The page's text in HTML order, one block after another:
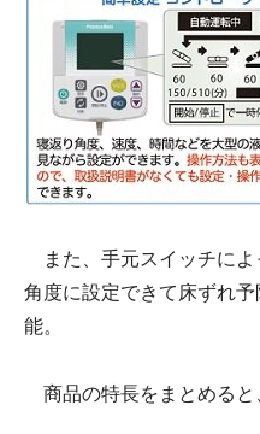
また、手元スイッチによ
角度に設定できて床ずれ
能。
商品の特長をまとめると